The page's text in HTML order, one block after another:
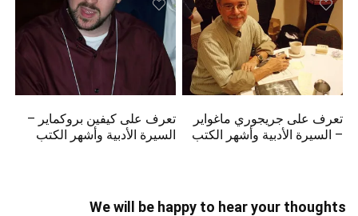
تعرف على جريجوري ماغواير
– السيرة الأدبية وأشهر الكتب
تعرف على كيفين بروكماير –
السيرة الأدبية وأشهر الكتب
We will be happy to hear your thoughts